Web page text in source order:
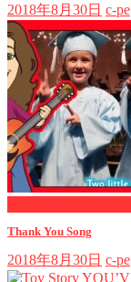
2018年8月30日 c-pe
Thank You Song
2018年8月30日 c-pe